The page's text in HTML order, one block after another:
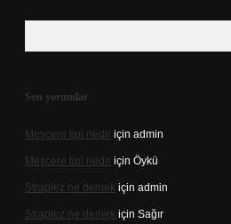
Son yorumlar
Meşcere tipi nedir için admin
Meşcere tipi nedir için Öykü
Straplez ne demek için admin
Straplez ne demek için Sağır